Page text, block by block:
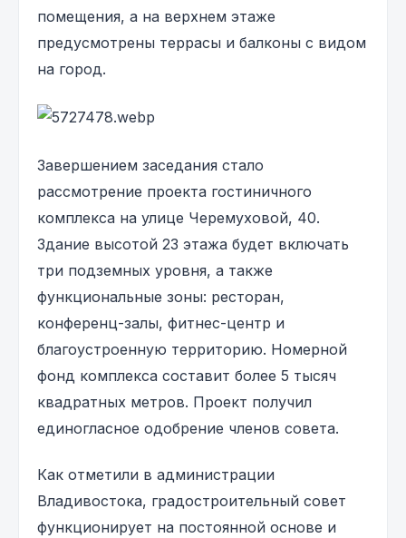
помещения, а на верхнем этаже
предусмотрены террасы и балконы с видом
на город.
Завершением заседания стало
рассмотрение проекта гостиничного
комплекса на улице Черемуховой, 40.
Здание высотой 23 этажа будет включать
три подземных уровня, а также
функциональные зоны: ресторан,
конференц-залы, фитнес-центр и
благоустроенную территорию. Номерной
фонд комплекса составит более 5 тысяч
квадратных метров. Проект получил
единогласное одобрение членов совета.
Как отметили в администрации
Владивостока, градостроительный совет
функционирует на постоянной основе и